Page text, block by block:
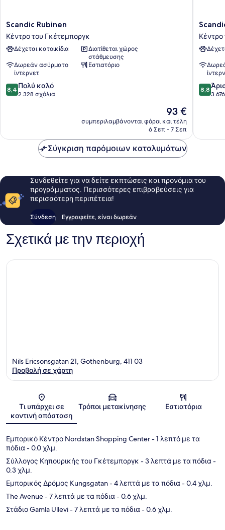
Scandic
Rubinen
Κέντρο
του
Scandic Rubinen
Κέντρο του Γκέτεμποργκ
Δέχεται κατοικίδια
Διατίθεται χώρος
στάθμευσης
Δωρεάν ασύρματο
ίντερνετ
Εστιατόριο
8.4
στα
σχόλια
8,4 Πολύ καλό
2.328 σχόλια
Η
τιμή
είναι
93 €
συμπεριλαμβάνονται φόροι και τέλη
6 Σεπ - 7 Σεπ
Scandic
Central
Κέντρο
8.8
στα
8,8
Σύγκριση παρόμοιων καταλυμάτων
Συνδεθείτε για να δείτε εκπτώσεις και προνόμια του
προγράμματος. Περισσότερες επιβραβεύσεις για
περισσότερη περιπέτεια!
Σύνδεση Εγγραφείτε, είναι δωρεάν
Σχετικά με την περιοχή
Χάρτης
Nils Ericsonsgatan 21, Gothenburg, 411 03
Προβολή σε χάρτη
Τι υπάρχει σε
κοντινή απόσταση
Τρόποι μετακίνησης Εστιατόρια
Εμπορικό Κέντρο Nordstan Shopping Center- 1 λεπτό με τα
πόδια- 0.0 χλμ.
Σύλλογος Κηπουρικής του Γκέτεμποργκ - 3 λεπτά με τα πόδια-
0.3 χλμ.
Εμπορικός Δρόμος Kungsgatan- 4 λεπτά με τα πόδια- 0.4 χλμ.
The Avenue- 7 λεπτά με τα πόδια- 0.6 χλμ.
Στάδιο Gamla Ullevi- 7 λεπτά με τα πόδια- 0.6 χλμ.